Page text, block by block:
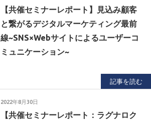
【共催セミナーレポート】見込み顧客
と繋がるデジタルマーケティング最前
線~SNS×Webサイトによるユーザーコ
ミュニケーション~
記事を読む
2022年8月30日
【共催セミナーレポート：ラグナロク